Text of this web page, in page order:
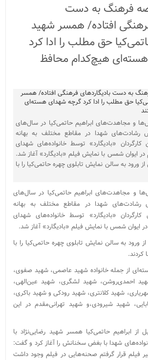
فرهنگ به دست
افتاده/ همسر شهید
حق مطلب را ادا کرد
هیچ‌کدام محافظ
و مجاهدت‌های ابراهیم حاتمی‌کیا در سال‌های
رشادت‌های شهدا در مقاطع مختلف به بهانه
«بادیگارد»‌ توسط خانواده‌های شهدای
ایوان شمس با نمایش فیلم «بادیگارد» آغاز شد.
ورود به سالن نمایش تابلوی چهره حاتمی‌کیا را با
و مجاهدت‌های ابراهیم حاتمی‌کیا در سال‌های
رشادت‌های شهدا در مقاطع مختلف به بهانه
«بادیگارد»‌ توسط خانواده‌های شهدای
ایوان شمس با نمایش فیلم «بادیگارد» آغاز شد.
ورود به سالن نمایش تابلوی چهره حاتمی‌کیا را با
از جمله خانواده شهید عاصمی، شهید صفوی،
احمدی‌روشن، شهید لشگری، شهید عین‌الهی،
شهید کلانتری، شهید رودکی و شهید باکری،
شهید شیرودی،و شهید تهرانی‌مقدم در این
از ابراهیم حاتمی‌کیا همسر شهید رضایی‌نژاد با
شهدا با بغض سخنانش را آغاز کرد و گفت:
قرار گرفتم صحنه‌هایی در فیلم وجود داشت